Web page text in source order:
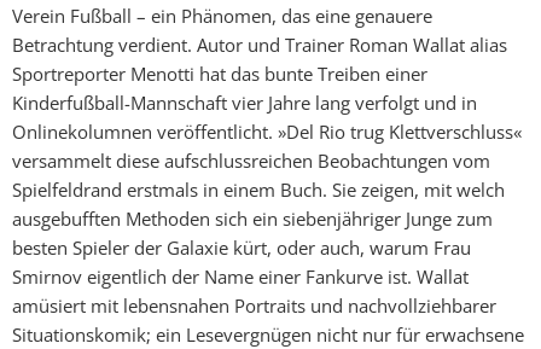
Verein Fußball – ein Phänomen, das eine genauere
Betrachtung verdient. Autor und Trainer Roman Wallat alias
Sportreporter Menotti hat das bunte Treiben einer
Kinderfußball-Mannschaft vier Jahre lang verfolgt und in
Onlinekolumnen veröffentlicht. »Del Rio trug Klettverschluss«
versammelt diese aufschlussreichen Beobachtungen vom
Spielfeldrand erstmals in einem Buch. Sie zeigen, mit welch
ausgebufften Methoden sich ein siebenjähriger Junge zum
besten Spieler der Galaxie kürt, oder auch, warum Frau
Smirnov eigentlich der Name einer Fankurve ist. Wallat
amüsiert mit lebensnahen Portraits und nachvollziehbarer
Situationskomik; ein Lesevergnügen nicht nur für erwachsene